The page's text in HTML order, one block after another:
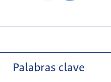
Palabras clave